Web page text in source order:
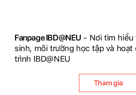
Fanpage IBD@NEU - Nơi tìm
sinh, môi trường học tập và hoạt
trình IBD@NEU
Tham gia